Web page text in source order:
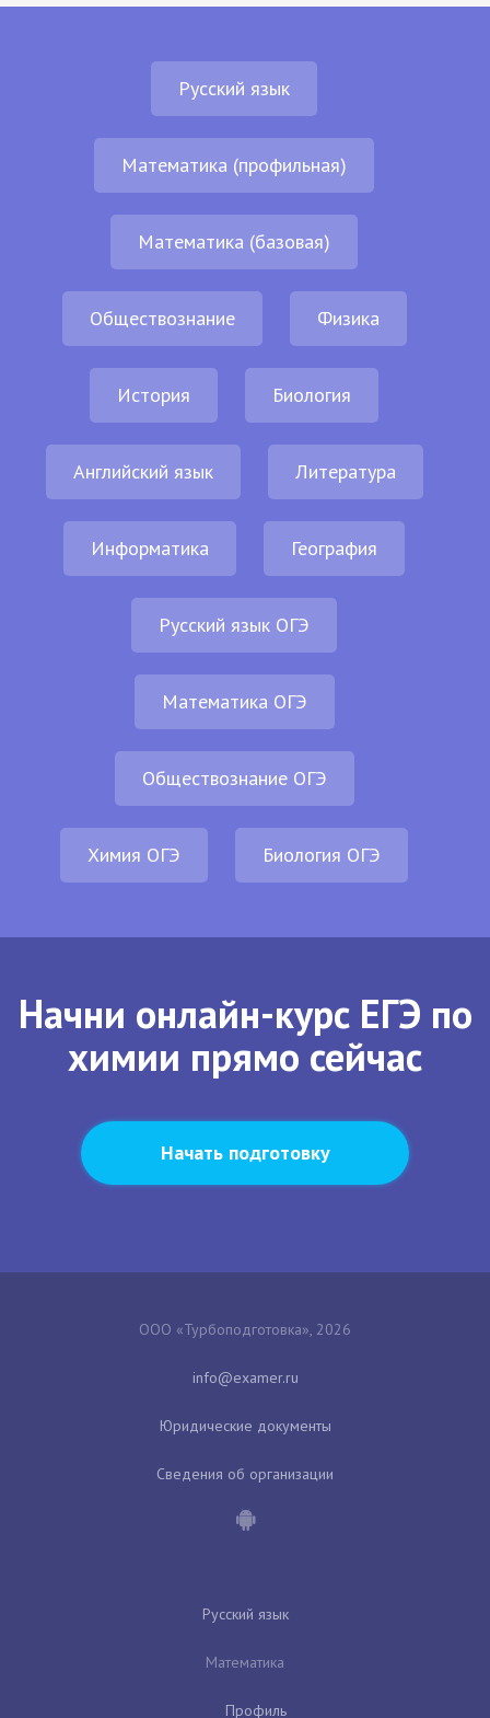
Русский язык
Математика (профильная)
Математика (базовая)
Обществознание Физика
История Биология
Английский язык Литература
Информатика География
Русский язык ОГЭ
Математика ОГЭ
Обществознание ОГЭ
Химия ОГЭ Биология ОГЭ
Начни онлайн-курс ЕГЭ по
химии прямо сейчас
Начать подготовку
ООО «Турбоподготовка», 2026
Юридические документы
Сведения об организации
Русский язык
Математика
Профиль